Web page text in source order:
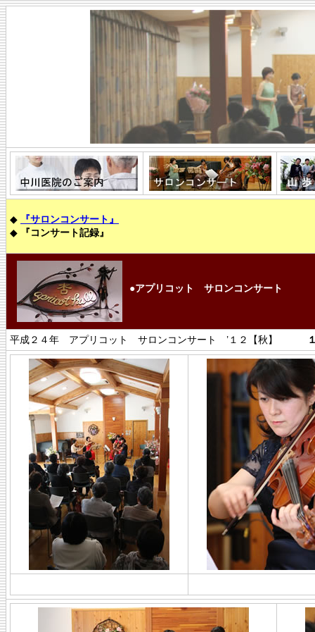
◆
『サロンコンサート』
◆
『コンサート記録』
●アプリコット サロンコンサート
平成２４年 アプリコット サロンコンサート ’１２【秋】